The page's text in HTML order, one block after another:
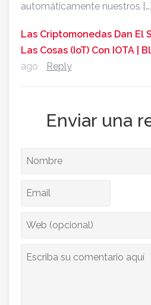
automáticamente nuestros […]
Las Criptomonedas Dan El
Las Cosas (IoT) Con IOTA |
ago
Reply
Enviar una